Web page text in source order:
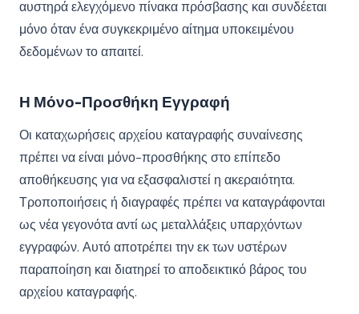
αυστηρά ελεγχόμενο πίνακα πρόσβασης και συνδέεται
μόνο όταν ένα συγκεκριμένο αίτημα υποκειμένου
δεδομένων το απαιτεί.
Η Μόνο-Προσθήκη Εγγραφή
Οι καταχωρήσεις αρχείου καταγραφής συναίνεσης
πρέπει να είναι μόνο-προσθήκης στο επίπεδο
αποθήκευσης για να εξασφαλιστεί η ακεραιότητα.
Τροποποιήσεις ή διαγραφές πρέπει να καταγράφονται
ως νέα γεγονότα αντί ως μεταλλάξεις υπαρχόντων
εγγραφών. Αυτό αποτρέπει την εκ των υστέρων
παραποίηση και διατηρεί το αποδεικτικό βάρος του
αρχείου καταγραφής.